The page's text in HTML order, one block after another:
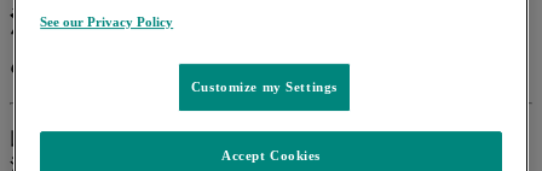
治療を受けることができない可能性の
ある方
以下の項目に該当する方はキイトルーダ ® と化学療法の併用
治療を受けられないことがあります。
See our Privacy Policy
Customize my Settings
Accept Cookies